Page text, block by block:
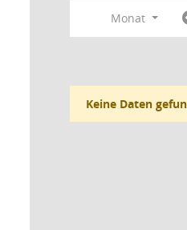
Monat
Keine Daten